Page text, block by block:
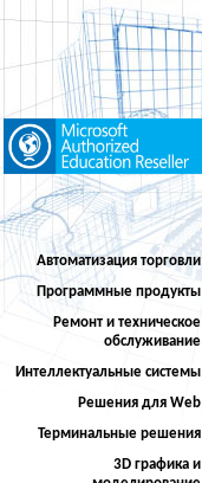
Автоматизация торговли
Программные продукты
Ремонт и техническое
обслуживание
Интеллектуальные системы
Решения для Web
Терминальные решения
3D графика и